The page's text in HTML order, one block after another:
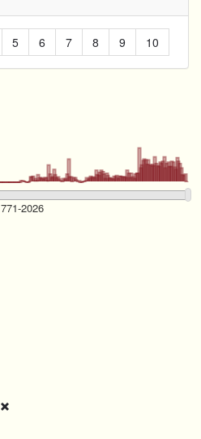
5 6 7 8 9
10